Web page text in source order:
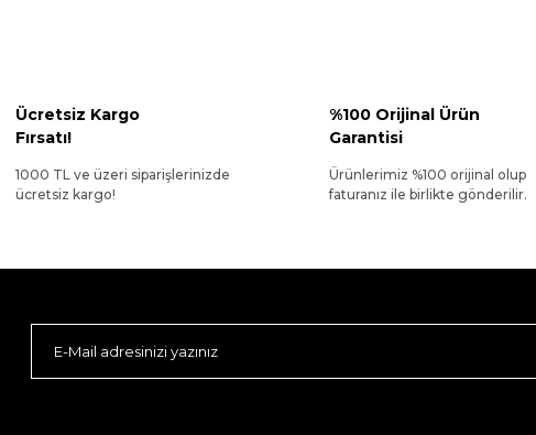
Ücretsiz Kargo
Fırsatı!
1000 TL ve üzeri siparişlerinizde
ücretsiz kargo!
%100 Orijinal Ürün
Garantisi
Ürünlerimiz %100 orijinal olup
faturanız ile birlikte gönderilir.